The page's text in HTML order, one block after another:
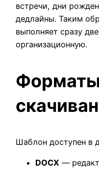
встречи, дни
дедлайны. Таким
выполняет сразу
организационную.
Шаблон доступен в
DOCX —